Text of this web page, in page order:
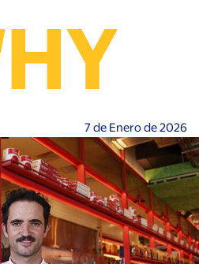
7 de Enero de 2026